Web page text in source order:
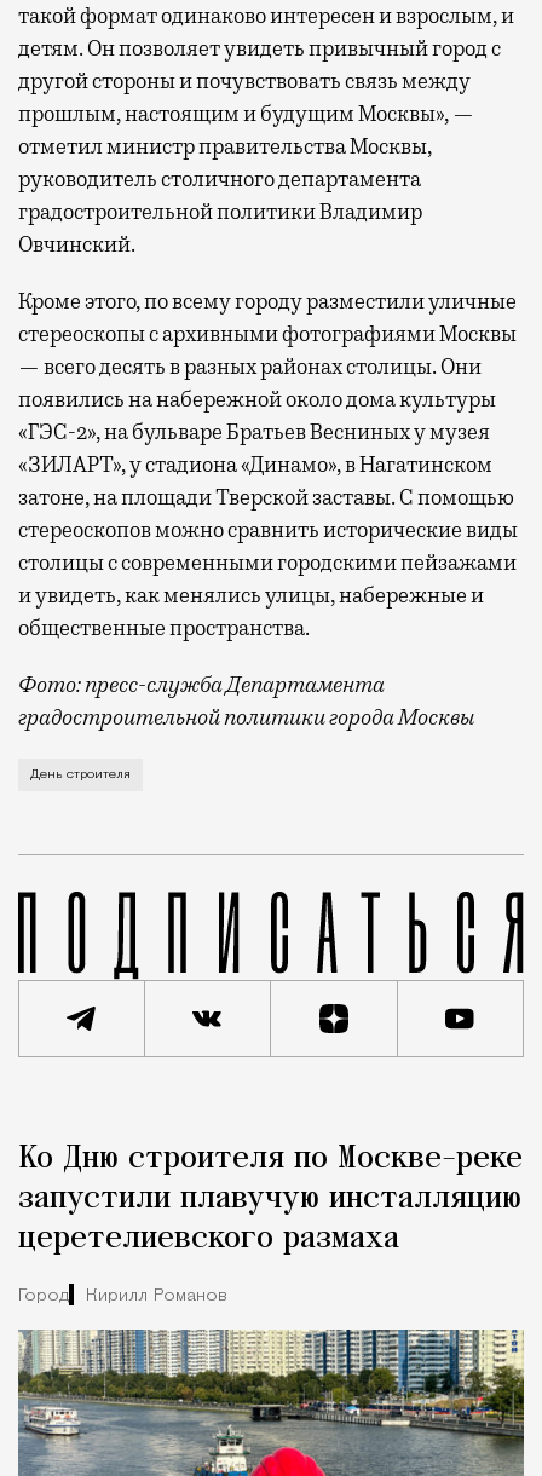
такой формат одинаково интересен и взрослым, и
детям. Он позволяет увидеть привычный город с
другой стороны и почувствовать связь между
прошлым, настоящим и будущим Москвы», —
отметил министр правительства Москвы,
руководитель столичного департамента
градостроительной политики Владимир
Овчинский.
Кроме этого, по всему городу разместили уличные
стереоскопы с архивными фотографиями Москвы
— всего десять в разных районах столицы. Они
появились на набережной около дома культуры
«ГЭС-2», на бульваре Братьев Весниных у музея
«ЗИЛАРТ», у стадиона «Динамо», в Нагатинском
затоне, на площади Тверской заставы. С помощью
стереоскопов можно сравнить исторические виды
столицы с современными городскими пейзажами
и увидеть, как менялись улицы, набережные и
общественные пространства.
Фото: пресс-служба Департамента
градостроительной политики города Москвы
В этом году профессиональный праздник День
День строителя
Город
Ко Дню строителя по Москве-реке
запустили плавучую инсталляцию
церетелиевского размаха
Город Кирилл Романов